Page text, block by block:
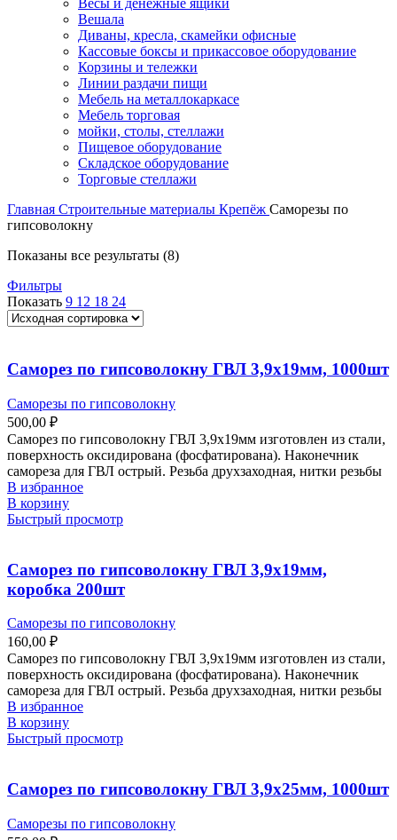
Весы и денежные ящики
Вешала
Диваны, кресла, скамейки офисные
Кассовые боксы и прикассовое оборудование
Корзины и тележки
Линии раздачи пищи
Мебель на металлокаркасе
Мебель торговая
мойки, столы, стеллажи
Пищевое оборудование
Складское оборудование
Торговые стеллажи
Главная Строительные материалы Крепёж Саморезы по
гипсоволокну
Показаны все результаты (8)
Фильтры
Показать 9 12 18 24
Саморез по гипсоволокну ГВЛ 3,9х19мм, 1000шт
Саморезы по гипсоволокну
500,00 ₽
Саморез по гипсоволокну ГВЛ 3,9х19мм изготовлен из стали,
поверхность оксидирована (фосфатирована). Наконечник
самореза для ГВЛ острый. Резьба друхзаходная, нитки резьбы
В избранное
В корзину
Быстрый просмотр
Саморез по гипсоволокну ГВЛ 3,9х19мм,
коробка 200шт
Саморезы по гипсоволокну
160,00 ₽
Саморез по гипсоволокну ГВЛ 3,9х19мм изготовлен из стали,
поверхность оксидирована (фосфатирована). Наконечник
самореза для ГВЛ острый. Резьба друхзаходная, нитки резьбы
В избранное
В корзину
Быстрый просмотр
Саморез по гипсоволокну ГВЛ 3,9х25мм, 1000шт
Саморезы по гипсоволокну